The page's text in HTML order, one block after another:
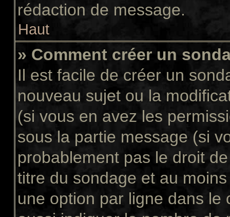
rédaction de message.
Haut
» Comment créer un
Il est facile de créer un
nouveau sujet ou la
(si vous en avez les
sous la partie message (si
probablement pas le droit
titre du sondage et au
une option par ligne dans le